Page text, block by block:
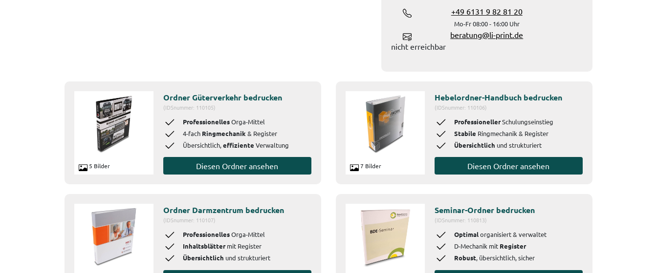
+49 6131 9 82 81 20
Mo-Fr 08:00 - 16:00 Uhr
beratung@li-print.de
nicht erreichbar
5 Bilder
Ordner Güterverkehr bedrucken
(IDSnummer: 110105)
ProfessionellesOrga-Mittel
4-fach Ringmechanik & Register
Übersichtlich,effiziente Verwaltung
Diesen Ordner ansehen 7 Bilder
Hebelordner-Handbuch bedrucken
(IDSnummer: 110106)
ProfessionellerSchulungseinstieg
Stabile Ringmechanik & Register
Übersichtlich und strukturiert
Diesen Ordner ansehen
Ordner Darmzentrum bedrucken
(IDSnummer: 110107)
ProfessionellesOrga-Mittel
Inhaltsblättermit Register
Übersichtlich und strukturiert
Seminar-Ordner bedrucken
(IDSnummer: 110813)
Optimalorganisiert & verwaltet
D-Mechanik mit Register
Robust, übersichtlich, sicher